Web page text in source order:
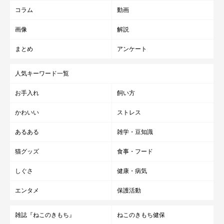
コラム 動画
画像 解説
まとめ アンケート
人気キーワード一覧
お手入れ 飼い方
かわいい ストレス
あるある 雑学・豆知識
猫グッズ 食事・フード
しぐさ 健康・病気
エンタメ 保護活動
雑誌『ねこのきもち』 ねこのきもち健保